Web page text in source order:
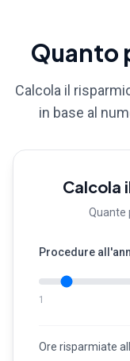
Quanto
Calcola il
in base al
Calcola
Quante
Procedure
1
Ore risparmiate